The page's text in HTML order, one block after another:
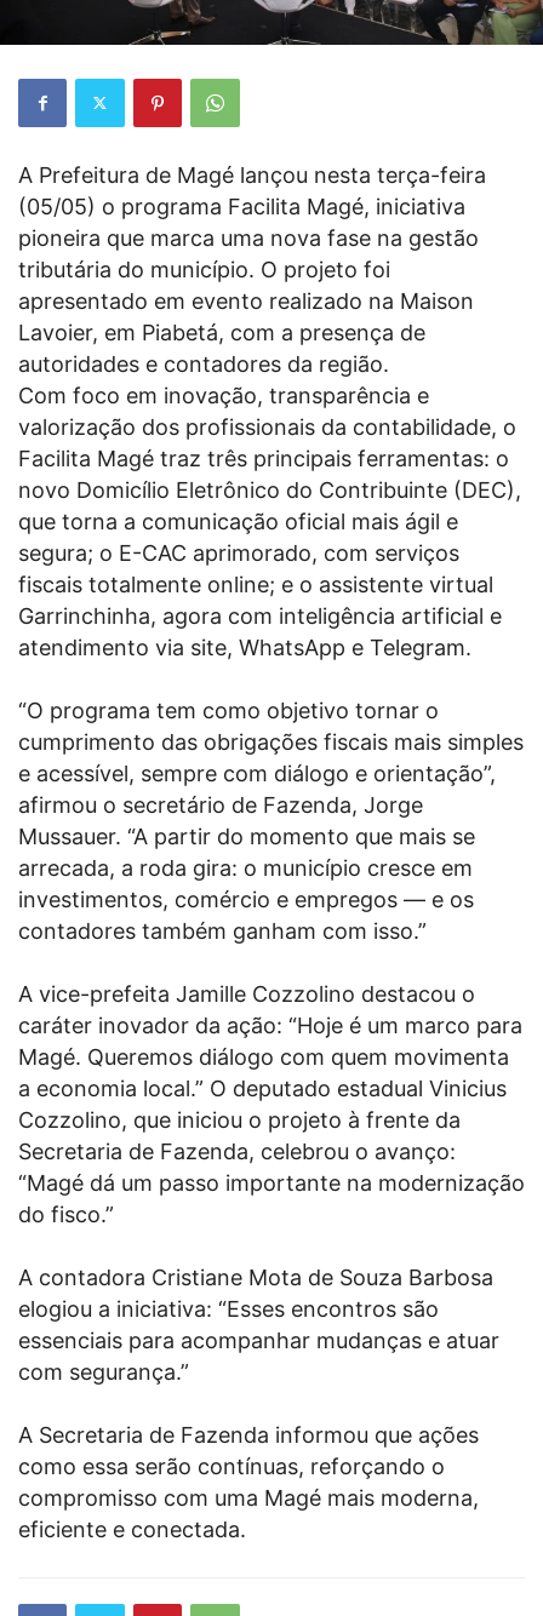
A Prefeitura de Magé lançou nesta terça-feira
(05/05) o programa Facilita Magé, iniciativa
pioneira que marca uma nova fase na gestão
tributária do município. O projeto foi
apresentado em evento realizado na Maison
Lavoier, em Piabetá, com a presença de
autoridades e contadores da região.
Com foco em inovação, transparência e
valorização dos profissionais da contabilidade, o
Facilita Magé traz três principais ferramentas: o
novo Domicílio Eletrônico do Contribuinte (DEC),
que torna a comunicação oficial mais ágil e
segura; o E-CAC aprimorado, com serviços
fiscais totalmente online; e o assistente virtual
Garrinchinha, agora com inteligência artificial e
atendimento via site, WhatsApp e Telegram.
“O programa tem como objetivo tornar o
cumprimento das obrigações fiscais mais simples
e acessível, sempre com diálogo e orientação”,
afirmou o secretário de Fazenda, Jorge
Mussauer. “A partir do momento que mais se
arrecada, a roda gira: o município cresce em
investimentos, comércio e empregos — e os
contadores também ganham com isso.”
A vice-prefeita Jamille Cozzolino destacou o
caráter inovador da ação: “Hoje é um marco para
Magé. Queremos diálogo com quem movimenta
a economia local.” O deputado estadual Vinicius
Cozzolino, que iniciou o projeto à frente da
Secretaria de Fazenda, celebrou o avanço:
“Magé dá um passo importante na modernização
do fisco.”
A contadora Cristiane Mota de Souza Barbosa
elogiou a iniciativa: “Esses encontros são
essenciais para acompanhar mudanças e atuar
com segurança.”
A Secretaria de Fazenda informou que ações
como essa serão contínuas, reforçando o
compromisso com uma Magé mais moderna,
eficiente e conectada.